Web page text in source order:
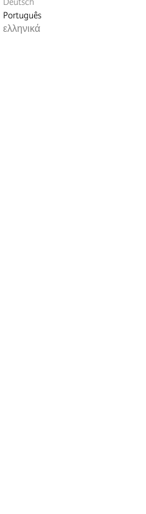
Português
ελληνικά